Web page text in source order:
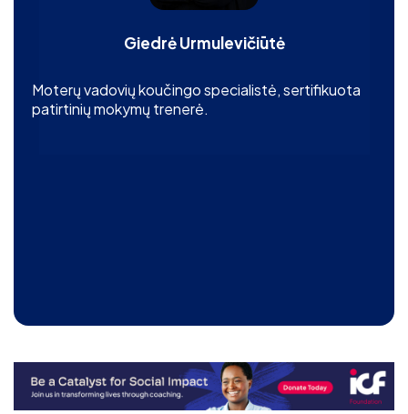
Giedrė Urmulevičiūtė
Moterų vadovių koučingo specialistė, sertifikuota
patirtinių mokymų trenerė.